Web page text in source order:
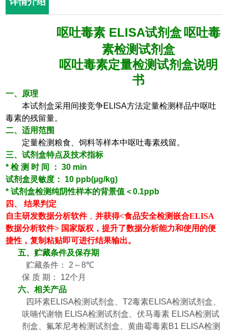
呕吐毒素 ELISA试剂盒 呕吐毒
素检测试剂盒
呕吐毒素定量检测试剂盒说明
书
一、原理
本试剂盒采用间接竞争ELISA方法定量检测样品中呕吐
毒素的残留量。
二、适用范围
定量检测粮食、饲料等样本中呕吐毒素残留。
三、试剂盒特点及技术指标
*检 测 时 间 ：
30 min
试剂盒灵敏度：
10 ppb(µg/kg)
*试剂盒检测纯阴性样本的背景值＜0.1ppb
四、结果判定
自主研发数据分析软件，并获得<食品安全检测嵌合ELISA
数据分析软件> 国家版权，提升了数据分析能力和使用的便
捷性，复制粘贴即可进行结果输出。
五、 贮藏条件及保存期
贮藏条件：
2 ～8℃
保 质 期： 12个月
六、相关产品
四环素ELISA检测试剂盒、T2毒素ELISA检测试剂盒、
呋喃代谢物 ELISA检测试剂盒、伏马毒素 ELISA检测试
剂盒、氟苯尼考检测试剂盒、黄曲霉毒素B1 ELISA检测